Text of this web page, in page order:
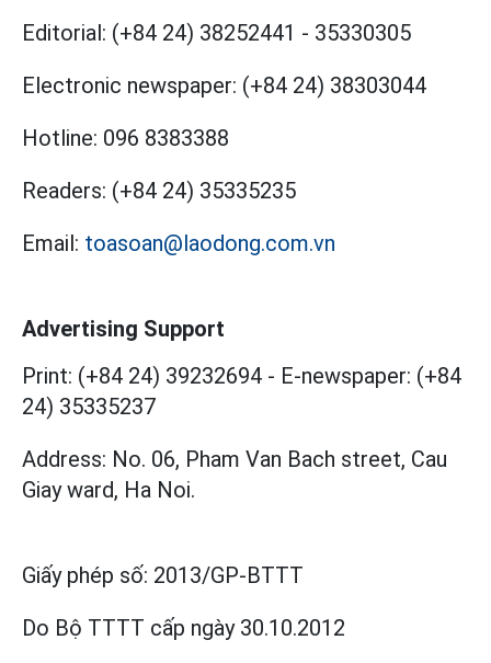
Editorial: (+84 24) 38252441 - 35330305
Electronic newspaper: (+84 24) 38303044
Hotline: 096 8383388
Readers: (+84 24) 35335235
Email: toasoan@laodong.com.vn
Advertising Support
Print: (+84 24) 39232694 - E-newspaper: (+84
24) 35335237
Address: No. 06, Pham Van Bach street, Cau
Giay ward, Ha Noi.
Giấy phép số: 2013/GP-BTTT
Do Bộ TTTT cấp ngày 30.10.2012